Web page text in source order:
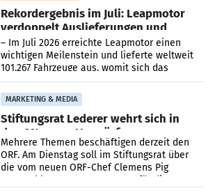
Rekordergebnis im Juli: Leapmotor
verdoppelt Auslieferungen und
überschreitet die 100.000er-Marke
– Im Juli 2026 erreichte Leapmotor einen
wichtigen Meilenstein und lieferte weltweit
101.267 Fahrzeuge aus, womit sich das
Ergebnis gegenüber Juli 2025 mehr als
verdoppelte (+102
MARKETING & MEDIA
Stiftungsrat Lederer wehrt sich in
den SN gegen Vorwürfe
Mehrere Themen beschäftigen derzeit den
ORF. Am Dienstag soll im Stiftungsrat über
die vom neuen ORF-Chef Clemens Pig
vorgeschlagenen Besetzungen für die